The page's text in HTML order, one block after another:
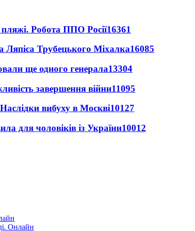
Робота ППО Росії16361
Ляпіса Трубецького Міхалка16085
ще одного генерала13304
завершення війни11095
вибуху в Москві10127
для чоловіків із України10012
Онлайн